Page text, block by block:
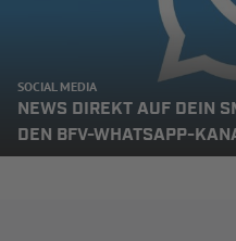
SOCIAL MEDIA
NEWS DIREKT AUF DEIN
DEN BFV-WHATSAPP-